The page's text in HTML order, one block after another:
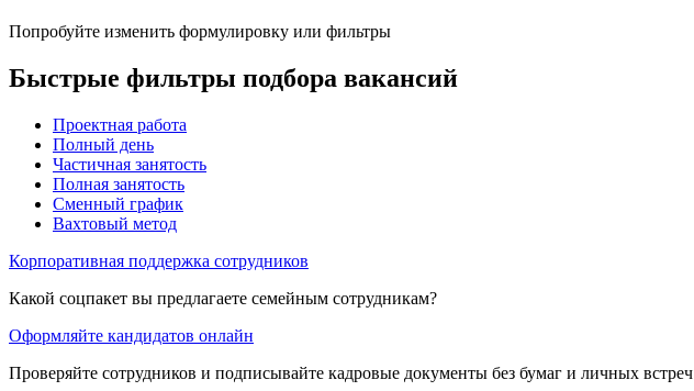
Попробуйте изменить формулировку или фильтры
Быстрые фильтры подбора вакансий
Проектная работа
Полный день
Частичная занятость
Полная занятость
Сменный график
Вахтовый метод
Корпоративная поддержка сотрудников
Какой соцпакет вы предлагаете семейным сотрудникам?
Оформляйте кандидатов онлайн
Проверяйте сотрудников и подписывайте кадровые документы без бумаг и личных встреч